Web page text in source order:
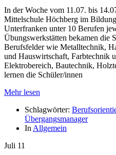
In der Woche vom 11.07. bis
Mittelschule Höchberg im
Unterfranken unter 10 Berufen
Übungswerkstätten bekamen die
Berufsfelder wie Metalltechnik,
und Hauswirtschaft, Farbtechnik
Elektrobereich, Bautechnik,
lernen die Schüler/innen
Mehr lesen
Schlagwörter:
Übergangsmanager
In Allgemein
Juli 11